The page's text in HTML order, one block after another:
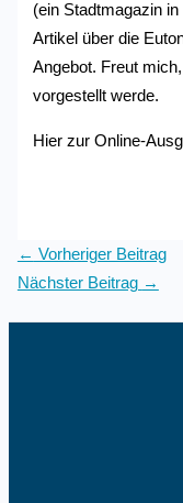
(ein Stadtmagazin
Artikel über die
Angebot. Freut
vorgestellt werde.
Hier zur Online-
← Vorheriger Beitrag
Nächster Beitrag →